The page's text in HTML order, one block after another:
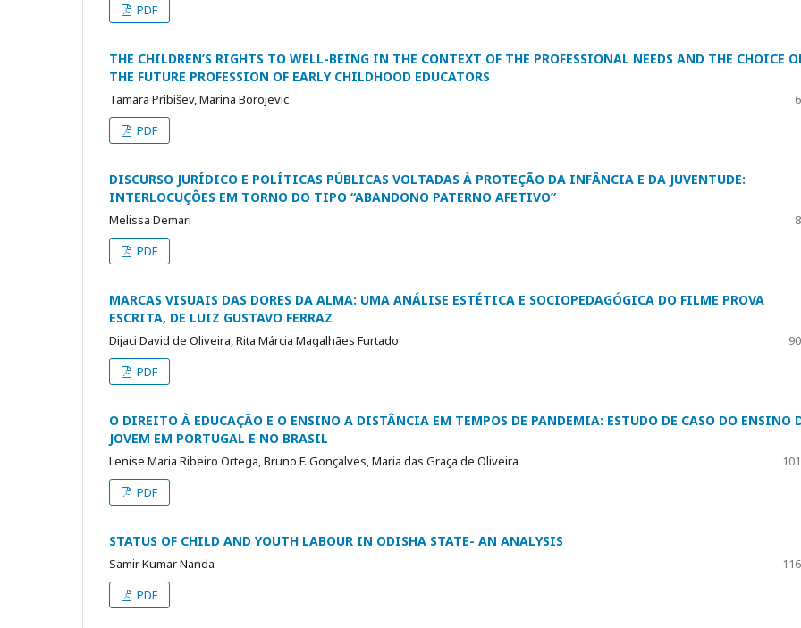
PDF
THE CHILDREN’S RIGHTS TO WELL-BEING IN THE CONTEXT OF THE PROFESSIONAL NEEDS AND THE CHOICE
THE FUTURE PROFESSION OF EARLY CHILDHOOD EDUCATORS
Tamara Pribišev, Marina Borojevic
PDF
DISCURSO JURÍDICO E POLÍTICAS PÚBLICAS VOLTADAS À PROTEÇÃO DA INFÂNCIA E DA JUVENTUDE:
INTERLOCUÇÕES EM TORNO DO TIPO “ABANDONO PATERNO AFETIVO”
Melissa Demari
PDF
MARCAS VISUAIS DAS DORES DA ALMA: UMA ANÁLISE ESTÉTICA E SOCIOPEDAGÓGICA DO FILME PROVA
ESCRITA, DE LUIZ GUSTAVO FERRAZ
Dijaci David de Oliveira, Rita Márcia Magalhães Furtado
PDF
O DIREITO À EDUCAÇÃO E O ENSINO A DISTÂNCIA EM TEMPOS DE PANDEMIA: ESTUDO DE CASO DO ENSINO
JOVEM EM PORTUGAL E NO BRASIL
Lenise Maria Ribeiro Ortega, Bruno F. Gonçalves, Maria das Graça de Oliveira
PDF
STATUS OF CHILD AND YOUTH LABOUR IN ODISHA STATE- AN ANALYSIS
Samir Kumar Nanda
PDF